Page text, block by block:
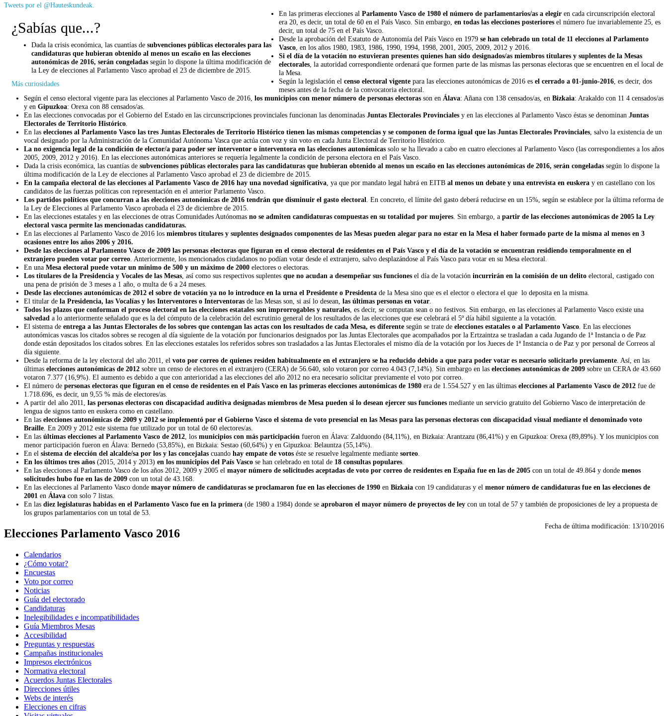
Tweets por el @Hauteskundeak.
¿Sabías que...?
Dada la crisis económica, las cuantías de subvenciones públicas electorales para las
candidaturas que hubieran obtenido al menos un escaño en las elecciones
autonómicas de 2016, serán congeladas según lo dispone la última modificación de
la Ley de elecciones al Parlamento Vasco aprobad el 23 de diciembre de 2015.
Más curiosidades
En las primeras elecciones alParlamento Vasco de 1980 el número de parlamentarios/as a elegir en cada circunscripción electoral
era 20, es decir, un total de 60 en el País Vasco. Sin embargo,en todas las elecciones posteriores el número fue invariablemente 25, es
decir, un total de 75 en el País Vasco.
Desde la aprobación del Estatuto de Autonomía del País Vasco en 1979se han celebrado un total de 11 elecciones al Parlamento
Vasco , en los años 1980, 1983, 1986, 1990, 1994, 1998, 2001, 2005, 2009, 2012 y 2016.
Si el día de la votación no estuvieran presentes quienes han sido designados/as miembros titulares y suplentes de la Mesas
electorales , la autoridad correspondiente ordenará que formen parte de las mismas las personas electoras que se encuentren en el local de
la Mesa.
Según la legislación elcenso electoral vigente para las elecciones autonómicas de 2016 esel cerrado a 01-junio-2016 , es decir, dos
meses antes de la fecha de la convocatoria electoral.
Según el censo electoral vigente para las elecciones al Parlamento Vasco de 2016, los municipios con menor número de personas electoras son en Álava: Añana con 138 censados/as, en Bizkaia: Arakaldo con 11 4 censados/as
y en Gipuzkoa: Orexa con 88 censados/as.
En las elecciones convocadas por el Gobierno del Estado en las circunscripciones provinciales funcionan las denominadas Juntas Electorales Provinciales y en las elecciones al Parlamento Vasco éstas se denominan Juntas
Electorales de Territorio Histórico
En las elecciones al Parlamento Vasco las tres Juntas Electorales de Territorio Histórico tienen las mismas competencias y se componen de forma igual que las Juntas Electorales Provinciales , salvo la existencia de un
vocal designado por la Administración de la Comunidad Autónoma Vasca que actúa con voz y sin voto en cada Junta Electoral de Territorio Histórico.
La no exigencia legal de la condición de elector/a para poder ser interventor o interventora en las elecciones autonómicas solo se ha llevado a cabo en cuatro elecciones al Parlamento Vasco (las correspondientes a los años
2005, 2009, 2012 y 2016). En las elecciones autonómicas anteriores se requería legalmente la condición de persona electora en el País Vasco.
Dada la crisis económica, las cuantías de subvenciones públicas electorales para las candidaturas que hubieran obtenido al menos un escaño en las elecciones autonómicas de 2016, serán congeladas según lo dispone la
última modificación de la Ley de elecciones al Parlamento Vasco aprobad el 23 de diciembre de 2015.
En la campaña electoral de las elecciones al Parlamento Vasco de 2016 hay una novedad significativa , ya que por mandato legal habrá en EITB al menos un debate y una entrevista en euskera y en castellano con los
candidatos de las fuerzas políticas con representación en el anterior Parlamento Vasco.
Los partidos políticos que concurran a las elecciones autonómicas de 2016 tendrán que disminuir el gasto electoral . En concreto, el límite del gasto deberá reducirse en un 15%, según se establece por la última reforma de
la Ley de Elecciones al Parlamento Vasco aprobada el 23 de diciembre de 2015.
En las elecciones estatales y en las elecciones de otras Comunidades Autónomas no se admiten candidaturas compuestas en su totalidad por mujeres . Sin embargo, a partir de las elecciones autonómicas de 2005 la Ley
electoral vasca permite las mencionadas candidaturas.
En las elecciones al Parlamento Vasco de 2016 los miembros titulares y suplentes designados componentes de las Mesas pueden alegar para no estar en la Mesa el haber formado parte de la misma al menos en 3
ocasiones entre los años 2006 y 2016.
Desde las elecciones al Parlamento Vasco de 2009 las personas electoras que figuran en el censo electoral de residentes en el País Vasco y el día de la votación se encuentran residiendo temporalmente en el
extranjero pueden votar por correo . Anteriormente, los mencionados ciudadanos no podían votar desde el extranjero, salvo desplazándose al País Vasco para votar en su Mesa electoral.
En una Mesa electoral puede votar un mínimo de 500 y un máximo de 2000 electores o electoras.
Los titulares de la Presidencia y Vocales de las Mesas , así como sus respectivos suplentes que no acudan a desempeñar sus funciones el día de la votación incurrirán en la comisión de un delito electoral, castigado con
una pena de prisión de 3 meses a 1 año, o multa de 6 a 24 meses.
Desde las elecciones autonómicas de 2012 el sobre de votación ya no lo introduce en la urna el Presidente o Presidenta de la Mesa sino que es el elector o electora el que lo deposita en la misma.
El titular de la Presidencia, las Vocalías y los Interventores o Interventoras de las Mesas son, si así lo desean, las últimas personas en votar
Todos los plazos que conforman el proceso electoral en las elecciones estatales son improrrogables y naturales , es decir, se computan sean o no festivos. Sin embargo, en las elecciones al Parlamento Vasco existe una
salvedad a lo anteriormente señalado que es la del cómputo de la celebración del escrutinio general de los resultados de las elecciones que ese celebrará el 5º día hábil siguiente a la votación.
El sistema de entrega a las Juntas Electorales de los sobres que contengan las actas con los resultados de cada Mesa, es diferente según se trate de elecciones estatales o al Parlamento Vasco . En las elecciones
autonómicas vascas los citados sobres se recogen al día siguiente de la votación por funcionarios designados por las Juntas Electorales que acompañados por la Ertzaintza se trasladan a cada Jugando de 1ª Instancia o de Paz
donde están depositados los citados sobres. En las elecciones estatales los referidos sobres son trasladados a las Juntas Electorales el mismo día de la votación por los Jueces de 1ª Instancia o de Paz y por personal de Correos al
día siguiente.
Desde la reforma de la ley electoral del año 2011, el voto por correo de quienes residen habitualmente en el extranjero se ha reducido debido a que para poder votar es necesario solicitarlo previamente . Así, en las
últimas elecciones autonómicas de 2012 sobre un censo de electores en el extranjero (CERA) de 56.640, solo votaron por correo 4.043 (7,14%). Sin embargo en las elecciones autonómicas de 2009 sobre un CERA de 43.660
votaron 7.377 (16,9%). El aumento es debido a que con anterioridad a las elecciones del año 2012 no era necesario solicitar previamente el voto por correo.
El número de personas electoras que figuran en el censo de residentes en el País Vasco en las primeras elecciones autonómicas de 1980 era de 1.554.527 y en las últimas elecciones al Parlamento Vasco de 2012 fue de
1.718.696, es decir, un 9,55 % más de electores/as.
A partir del año 2011, las personas electoras con discapacidad auditiva designadas miembros de Mesa pueden si lo desean ejercer sus funciones mediante un servicio gratuito del Gobierno Vasco de interpretación de
lengua de signos tanto en euskera como en castellano.
En las elecciones autonómicas de 2009 y 2012 se implementó por el Gobierno Vasco el sistema de voto presencial en las Mesas para las personas electoras con discapacidad visual mediante el denominado voto
Braille . En 2009 y 2012 este sistema fue utilizado por un total de 60 electores/as.
En las últimas elecciones al Parlamento Vasco de 2012 , los municipios con más participación fueron en Álava: Zalduondo (84,11%), en Bizkaia: Arantzazu (86,41%) y en Gipuzkoa: Orexa (89,89%). Y los municipios con
menor participación fueron en Álava: Bernedo (53,85%), en Bizkaia: Sestao (60,64%) y en Gipuzkoa: Belauntza (55,14%).
En el sistema de elección del alcalde/sa por los y las concejalas cuando hay empate de votos éste se resuelve legalmente mediante sorteo
En los últimos tres años (2015, 2014 y 2013) en los municipios del País Vasco se han celebrado en total de 18 consultas populares
En las elecciones al Parlamento Vasco de los años 2012, 2009 y 2005 el mayor número de solicitudes aceptadas de voto por correo de residentes en España fue en las de 2005 con un total de 49.864 y donde menos
solicitudes hubo fue en las de 2009 con un total de 43.168.
En las elecciones al Parlamento Vasco donde mayor número de candidaturas se proclamaron fue en las elecciones de 1990 en Bizkaia con 19 candidaturas y el menor número de candidaturas fue en las elecciones de
2001 en Álava con solo 7 listas.
En las diez legislaturas habidas en el Parlamento Vasco fue en la primera (de 1980 a 1984) donde se aprobaron el mayor número de proyectos de ley con un total de 57 y también de proposiciones de ley a propuesta de
los grupos parlamentarios con un total de 53.
Fecha de última modificación: 13/10/2016
Elecciones Parlamento Vasco 2016
Calendarios
¿Cómo votar?
Encuestas
Voto por correo
Noticias
Guía del electorado
Candidaturas
Inelegibilidades e incompatibilidades
Guía Miembros Mesas
Accesibilidad
Preguntas y respuestas
Campañas institucionales
Impresos electrónicos
Normativa electoral
Acuerdos Juntas Electorales
Direcciones útiles
Webs de interés
Elecciones en cifras